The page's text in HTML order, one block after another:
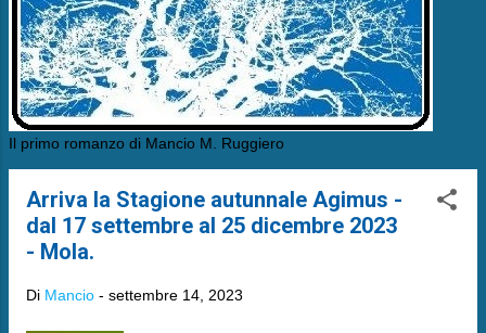
Il primo romanzo di Mancio M. Ruggiero
Arriva la Stagione autunnale Agimus -
dal 17 settembre al 25 dicembre 2023
- Mola.
Di Mancio - settembre 14, 2023